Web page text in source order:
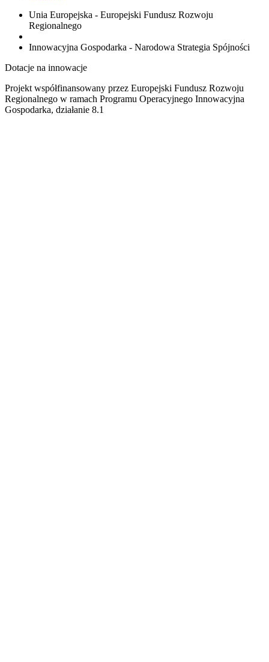
Unia Europejska - Europejski Fundusz Rozwoju
Regionalnego
Innowacyjna Gospodarka - Narodowa Strategia Spójności
Dotacje na innowacje
Projekt współfinansowany przez Europejski Fundusz Rozwoju
Regionalnego w ramach Programu Operacyjnego Innowacyjna
Gospodarka, działanie 8.1